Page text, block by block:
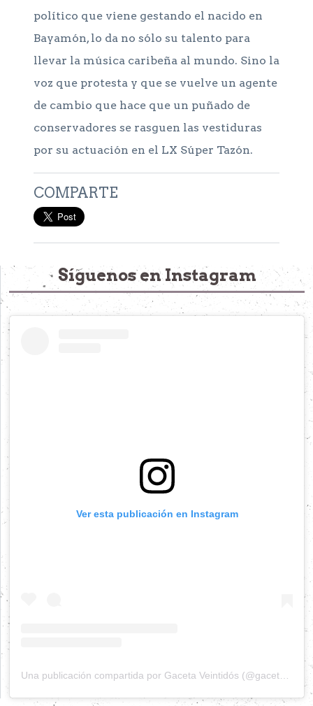
político que viene gestando el nacido en
Bayamón, lo da no sólo su talento para
llevar la música caribeña al mundo. Sino la
voz que protesta y que se vuelve un agente
de cambio que hace que un puñado de
conservadores se rasguen las vestiduras
por su actuación en el LX Súper Tazón.
COMPARTE
Síguenos en Instagram
Ver esta publicación en Instagram
Una publicación compartida por Gaceta Veintidós (@gacetaveintidos)